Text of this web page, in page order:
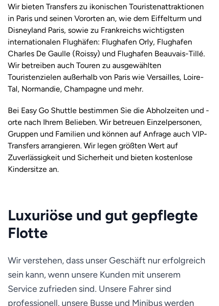
Wir bieten Transfers zu ikonischen Touristenattraktionen
in Paris und seinen Vororten an, wie dem Eiffelturm und
Disneyland Paris, sowie zu Frankreichs wichtigsten
internationalen Flughäfen: Flughafen Orly, Flughafen
Charles De Gaulle (Roissy) und Flughafen Beauvais-Tillé.
Wir betreiben auch Touren zu ausgewählten
Touristenzielen außerhalb von Paris wie Versailles, Loire-
Tal, Normandie, Champagne und mehr.
Bei Easy Go Shuttle bestimmen Sie die Abholzeiten und -
orte nach Ihrem Belieben. Wir betreuen Einzelpersonen,
Gruppen und Familien und können auf Anfrage auch VIP-
Transfers arrangieren. Wir legen größten Wert auf
Zuverlässigkeit und Sicherheit und bieten kostenlose
Kindersitze an.
Luxuriöse und gut gepflegte
Flotte
Wir verstehen, dass unser Geschäft nur erfolgreich
sein kann, wenn unsere Kunden mit unserem
Service zufrieden sind. Unsere Fahrer sind
professionell, unsere Busse und Minibus werden